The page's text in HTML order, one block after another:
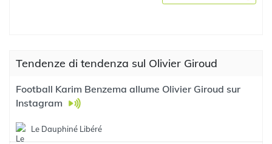
Tendenze di tendenza sul Olivier Giroud
Football Karim Benzema allume Olivier Giroud sur
Instagram
Le Dauphiné Libéré